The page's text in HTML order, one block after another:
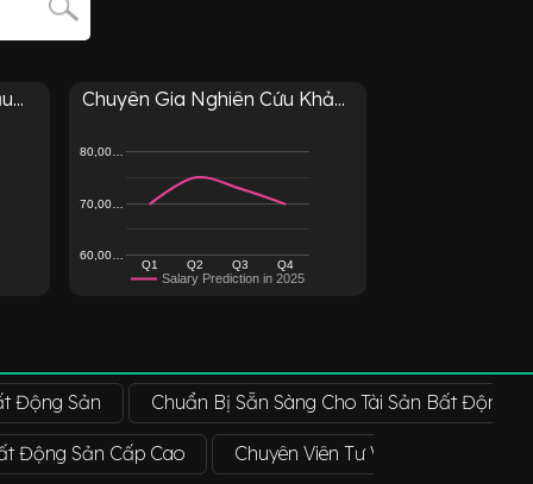
Chuyên Gia Nghiên Cứu Khả...
Salary Prediction in 2025
Q1 Q2 Q3 Q4
60,00…
70,00…
80,00…
Động Sản Chuẩn Bị Sẵn Sàng Cho Tài Sản Bất Động
Động Sản Cấp Cao Chuyên Viên Tư Vấn Bất Động Sản